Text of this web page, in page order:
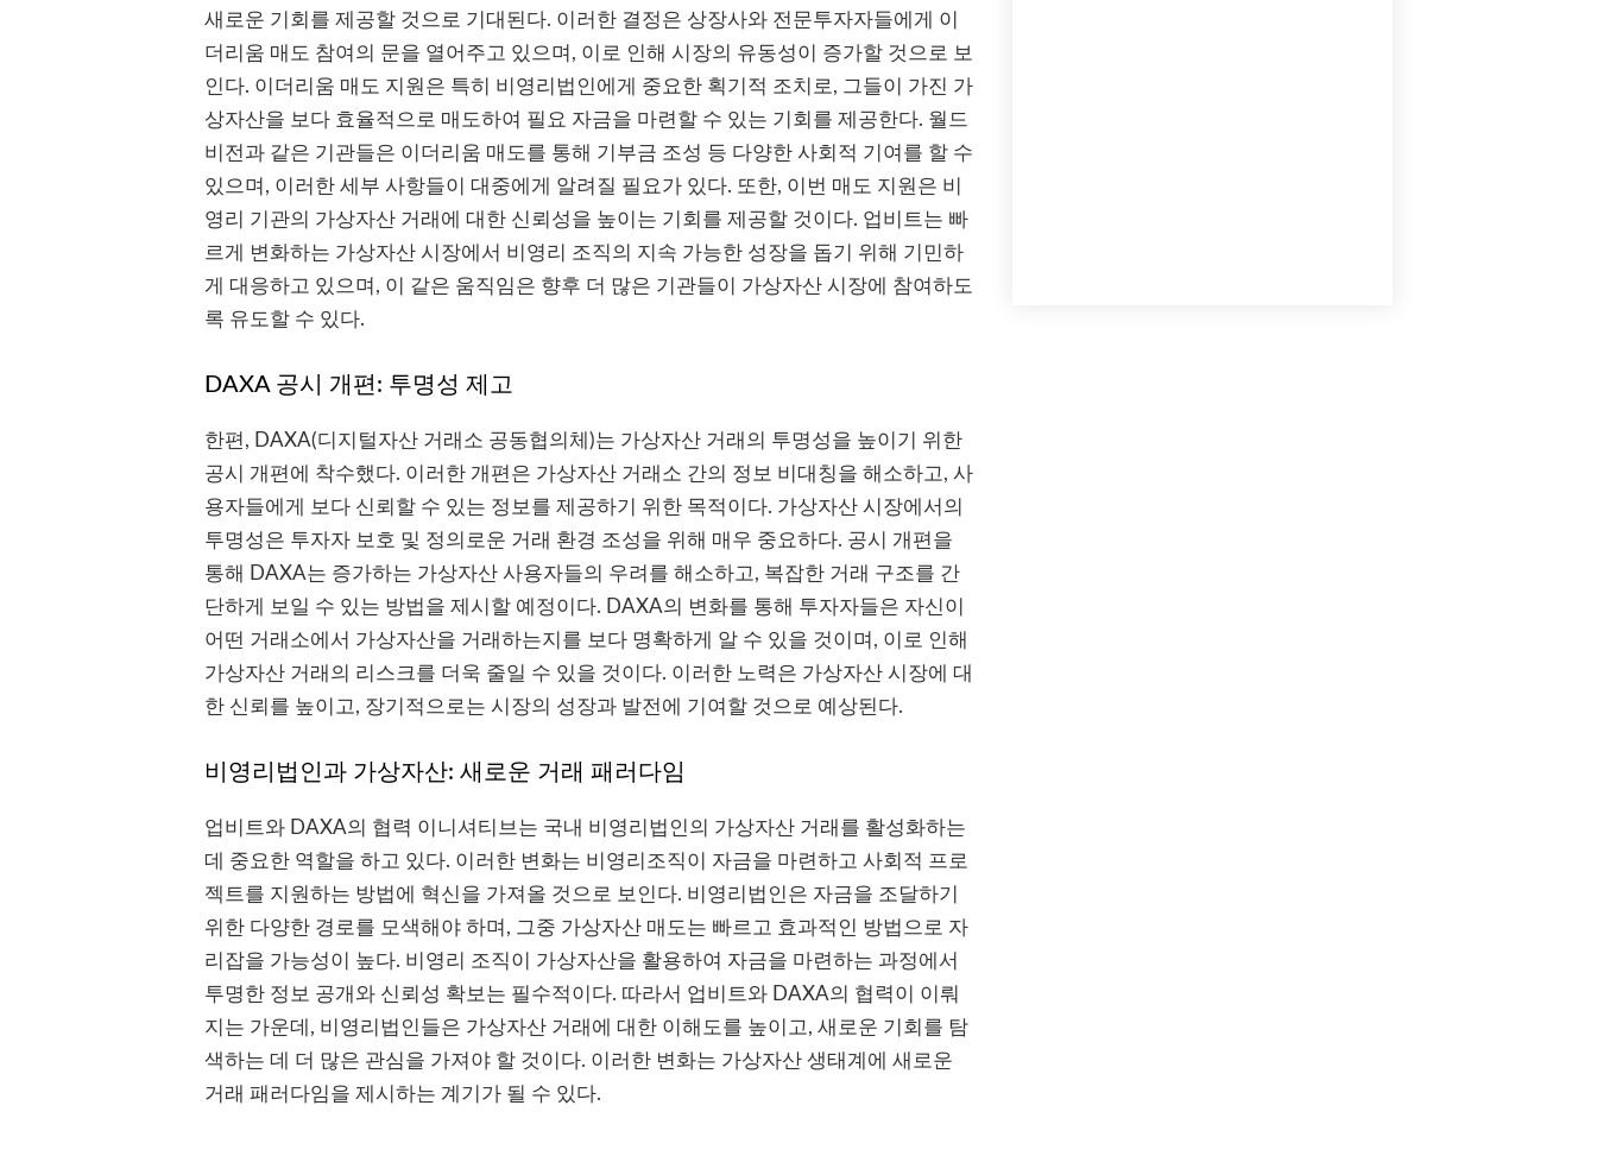
새로운 기회를 제공할 것으로 기대된다. 이러한 결정은 상장사와 전문투자자들에게 이
더리움 매도 참여의 문을 열어주고 있으며, 이로 인해 시장의 유동성이 증가할 것으로 보
인다. 이더리움 매도 지원은 특히 비영리법인에게 중요한 획기적 조치로, 그들이 가진 가
상자산을 보다 효율적으로 매도하여 필요 자금을 마련할 수 있는 기회를 제공한다. 월드
비전과 같은 기관들은 이더리움 매도를 통해 기부금 조성 등 다양한 사회적 기여를 할 수
있으며, 이러한 세부 사항들이 대중에게 알려질 필요가 있다. 또한, 이번 매도 지원은 비
영리 기관의 가상자산 거래에 대한 신뢰성을 높이는 기회를 제공할 것이다. 업비트는 빠
르게 변화하는 가상자산 시장에서 비영리 조직의 지속 가능한 성장을 돕기 위해 기민하
게 대응하고 있으며, 이 같은 움직임은 향후 더 많은 기관들이 가상자산 시장에 참여하도
록 유도할 수 있다.
DAXA 공시 개편: 투명성 제고
한편, DAXA(디지털자산 거래소 공동협의체)는 가상자산 거래의 투명성을 높이기 위한
공시 개편에 착수했다. 이러한 개편은 가상자산 거래소 간의 정보 비대칭을 해소하고, 사
용자들에게 보다 신뢰할 수 있는 정보를 제공하기 위한 목적이다. 가상자산 시장에서의
투명성은 투자자 보호 및 정의로운 거래 환경 조성을 위해 매우 중요하다. 공시 개편을
통해 DAXA는 증가하는 가상자산 사용자들의 우려를 해소하고, 복잡한 거래 구조를 간
단하게 보일 수 있는 방법을 제시할 예정이다. DAXA의 변화를 통해 투자자들은 자신이
어떤 거래소에서 가상자산을 거래하는지를 보다 명확하게 알 수 있을 것이며, 이로 인해
가상자산 거래의 리스크를 더욱 줄일 수 있을 것이다. 이러한 노력은 가상자산 시장에 대
한 신뢰를 높이고, 장기적으로는 시장의 성장과 발전에 기여할 것으로 예상된다.
비영리법인과 가상자산: 새로운 거래 패러다임
업비트와 DAXA의 협력 이니셔티브는 국내 비영리법인의 가상자산 거래를 활성화하는
데 중요한 역할을 하고 있다. 이러한 변화는 비영리조직이 자금을 마련하고 사회적 프로
젝트를 지원하는 방법에 혁신을 가져올 것으로 보인다. 비영리법인은 자금을 조달하기
위한 다양한 경로를 모색해야 하며, 그중 가상자산 매도는 빠르고 효과적인 방법으로 자
리잡을 가능성이 높다. 비영리 조직이 가상자산을 활용하여 자금을 마련하는 과정에서
투명한 정보 공개와 신뢰성 확보는 필수적이다. 따라서 업비트와 DAXA의 협력이 이뤄
지는 가운데, 비영리법인들은 가상자산 거래에 대한 이해도를 높이고, 새로운 기회를 탐
색하는 데 더 많은 관심을 가져야 할 것이다. 이러한 변화는 가상자산 생태계에 새로운
거래 패러다임을 제시하는 계기가 될 수 있다.